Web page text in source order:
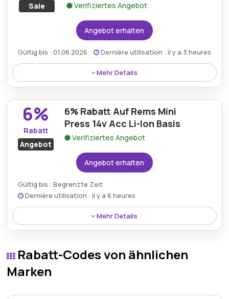
Sale
Verifiziertes Angebot
Angebot erhalten
Gültig bis : 01.06.2026 Dernière utilisation : il y a 3 heures
Mehr Details
Ein bemerkenswerter 20% Rabatt ist auf
Terrassenbauschrauben von Sanpro DE verfügbar,
was zuverlässige Baumaterialien zu erschwinglichen
Preisen garantiert.
6%
Rabatt
Angebot
6% Rabatt Auf Rems Mini
Press 14v Acc Li-Ion Basis
Verifiziertes Angebot
Angebot erhalten
Gültig bis : Begrenzte Zeit
Dernière utilisation : il y a 6 heures
Mehr Details
Käufer genießen 6% Rabatt auf die Rems Mini Press
fortschrittliche Werkzeuge zu reduzierten Kosten.
Rabatt-Codes von ähnlichen
Marken